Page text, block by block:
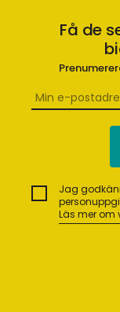
Få de
Jag
Läs mer om